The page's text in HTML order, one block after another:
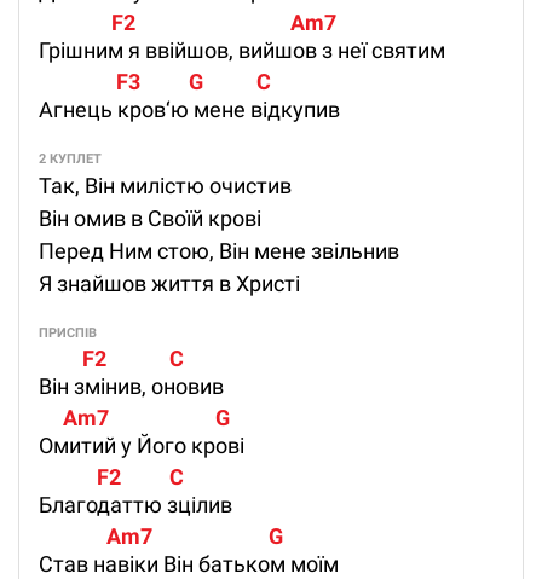
               F2                                Am7
Грішним я ввійшов, вийшов з неї святим
                F3          G           C
Агнець кров‘ю мене відкупив
2 КУПЛЕТ
Так, Він милістю очистив
Він омив в Своїй крові
Перед Ним стою, Він мене звільнив
Я знайшов життя в Христі
ПРИСПІВ
         F2             C
Він змінив, оновив
     Am7                      G
Омитий у Його крові
            F2          C
Благодаттю зцілив
              Am7                        G
Став навіки Він батьком моїм